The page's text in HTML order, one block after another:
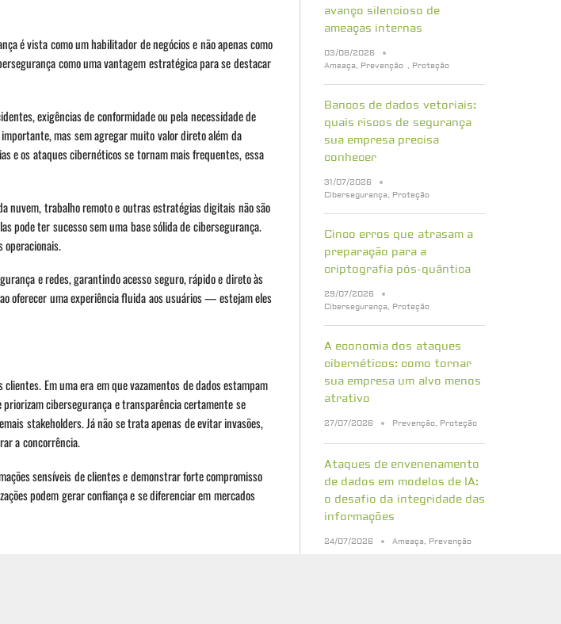
é vista como um habilitador de negócios e não apenas como
como uma vantagem estratégica para se destacar
exigências de conformidade ou pela necessidade de
mas sem agregar muito valor direto além da
e os ataques cibernéticos se tornam mais frequentes, essa
nuvem, trabalho remoto e outras estratégias digitais não são
pode ter sucesso sem uma base sólida de cibersegurança.
operacionais.
e redes, garantindo acesso seguro, rápido e direto às
oferecer uma experiência fluida aos usuários — estejam eles
Em uma era em que vazamentos de dados estampam
cibersegurança e transparência certamente se
stakeholders. Já não se trata apenas de evitar invasões,
a concorrência.
sensíveis de clientes e demonstrar forte compromisso
podem gerar confiança e se diferenciar em mercados
avanço silencioso de
ameaças internas
03/08/2026
Ameaça
Prevenção Proteção
Bancos de dados vetoriais:
quais riscos de segurança
sua empresa precisa
conhecer
31/07/2026
Cibersegurança
Proteção
Cinco erros que atrasam a
preparação para a
criptografia pós-quântica
29/07/2026
Cibersegurança
Proteção
A economia dos ataques
cibernéticos: como tornar
sua empresa um alvo menos
atrativo
27/07/2026 Prevenção, Proteção
Ataques de envenenamento
de dados em modelos de IA:
o desafio da integridade das
informações
24/07/2026 Ameaça Prevenção